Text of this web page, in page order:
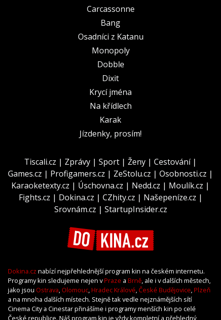
Carcassonne
Bang
Osadníci z Katanu
Monopoly
Dobble
Dixit
Krycí jména
Na křídlech
Karak
Jízdenky, prosím!
Tiscali.cz | Zprávy | Sport | Ženy | Cestování|
Games.cz | Profigamers.cz | ZeStolu.cz | Osobnosti.cz |
Karaoketexty.cz | Úschovna.cz | Nedd.cz | Moulík.cz |
Fights.cz | Dokina.cz | CZhity.cz | Našepeníze.cz |
Srovnám.cz | StartupInsider.cz
Dokina.cz nabízí nejpřehlednější program kin na českém internetu.
Programy kin sledujeme nejen vPraze a Brně, ale i v dalších městech,
jako jsou Ostrava, Olomouc,Hradec Králové,České Budějovice,Plzeň
a na mnoha dalších místech. Stejně tak vedle nejznámějších sítí
Cinema City a Cinestar přinášíme i programy menších kin po celé
České republice. Náš program kin je vždy kompletní a přehledný,